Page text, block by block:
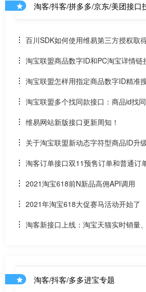
淘客/抖客/拼多多/京东/美团接口
百川SDK如何使用维易第三方授权取
p）淘宝联盟商品数字ID和PC淘宝详情链
淘宝联盟怎样用指定商品数字ID精准
和场景ID2转链？
淘宝联盟多个找同款接口：商品id找
U找同款
维易网站新版接口更新周知！
关于淘宝联盟新动态字符型商品ID升
况和API调用说明
淘客订单接口双11预售订单和普通订
分是淘客双11预售订单是否已付尾款？
贝该如何计算佣金
2021淘宝618前N新品高佣API调用
2021年淘宝618大促赛马活动开始了
淘客新接口上线：淘宝天猫实时销量
淘客/抖客/多多进宝专题